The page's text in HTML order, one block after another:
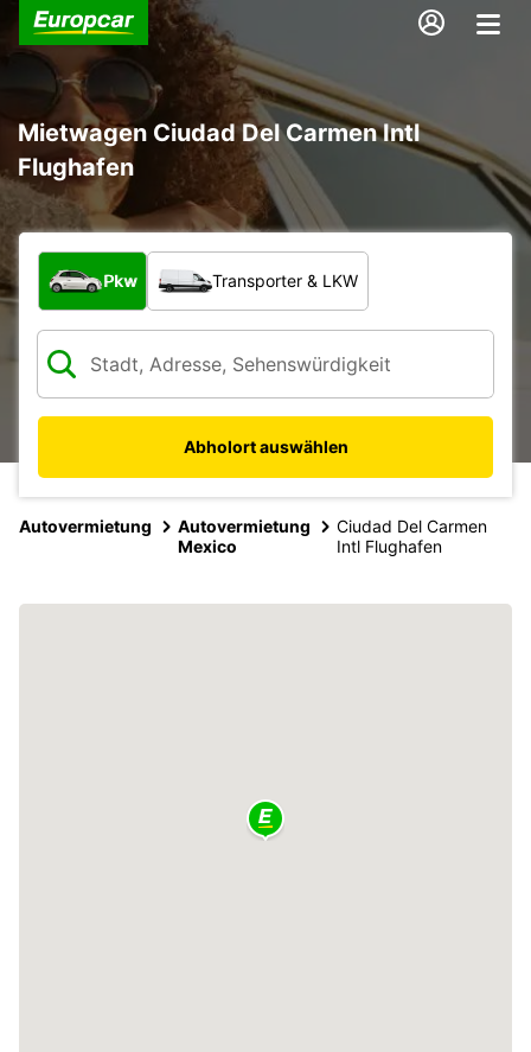
Mietwagen Ciudad Del Carmen Intl
Flughafen
Welche Art von Fahrzeug?
Pkw Transporter & LKW
Abholort auswählen
Autovermietung
Autovermietung
Mexico
Ciudad Del Carmen
Intl Flughafen